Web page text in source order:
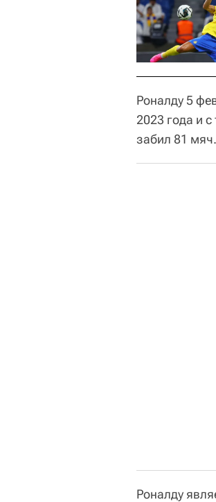
Роналду 5
2023 года и
забил 81
Роналду